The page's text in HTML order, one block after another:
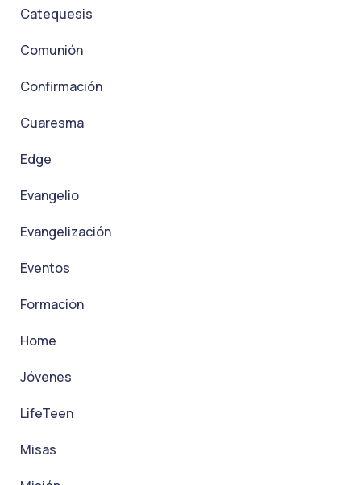
Catequesis
Comunión
Confirmación
Cuaresma
Edge
Evangelio
Evangelización
Eventos
Formación
Home
Jóvenes
LifeTeen
Misas